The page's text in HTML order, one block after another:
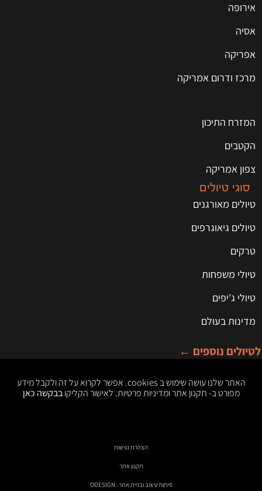
אירופה
אסיה
אפריקה
מרכז ודרום אמריקה
המזרח התיכון
הקטבים
צפון אמריקה
סוגי טיולים
טיולים מאורגנים
טיולים גיאוגרפים
טרקים
טיולי משפחות
טיולי ג'יפים
מדינות בעולם
לטיולים נוספים ←
האתר שלנו עושה שימוש ב cookies. אפשר לקרוא על זה ולקבל מידע
מפורט ב- תקנון אתר ומדיניות פרטיות. לאישור הקליקובבקשה כאן
הצהרת נגישות
תקנון אתר
פיתוח עיצוב ובניית אתר : ODESIGN